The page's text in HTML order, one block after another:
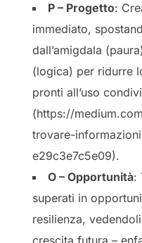
P – Progetto:
immediato,
dall’amigdala
(logica) per ridurre
pronti all’uso
(https://
trovare-
e29c3e7c5e09).
O – Opportunità:
superati in
resilienza,
crescita futura –